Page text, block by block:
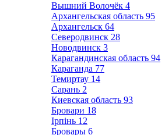
Вышний Волочёк 4
Архангельская область 95
Архангельск 64
Северодвинск 28
Новодвинск 3
Карагандинская область 94
Караганда 77
Темиртау 14
Сарань 2
Киевская область 93
Бровари 18
Ірпінь 12
Бровары 6